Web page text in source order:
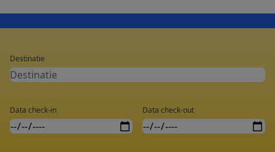
Destinatie
Data check-in Data check-out